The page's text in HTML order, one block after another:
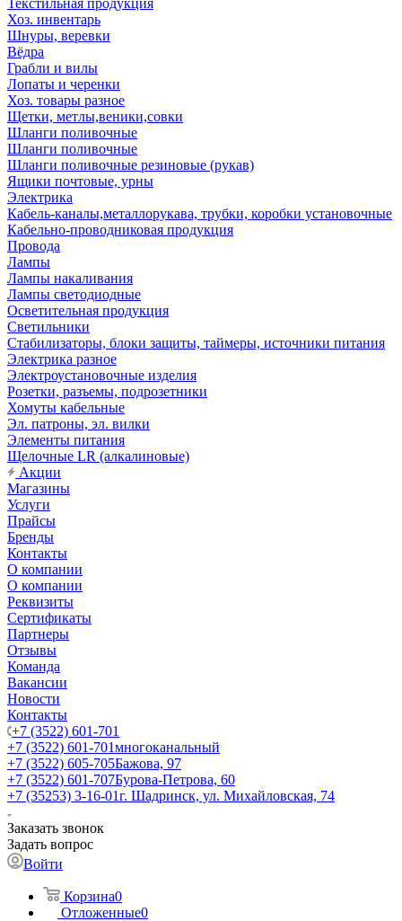
Текстильная продукция
Хоз. инвентарь
Шнуры, веревки
Вёдра
Грабли и вилы
Лопаты и черенки
Хоз. товары разное
Щетки, метлы,веники,совки
Шланги поливочные
Шланги поливочные
Шланги поливочные резиновые (рукав)
Ящики почтовые, урны
Электрика
Кабель-каналы,металлорукава, трубки, коробки установочные
Кабельно-проводниковая продукция
Провода
Лампы
Лампы накаливания
Лампы светодиодные
Осветительная продукция
Светильники
Стабилизаторы, блоки защиты, таймеры, источники питания
Электрика разное
Электроустановочные изделия
Розетки, разъемы, подрозетники
Хомуты кабельные
Эл. патроны, эл. вилки
Элементы питания
Щелочные LR (алкалиновые)
Акции
Магазины
Услуги
Прайсы
Бренды
Контакты
О компании
О компании
Реквизиты
Сертификаты
Партнеры
Отзывы
Команда
Вакансии
Новости
Контакты
+7 (3522) 601-701
+7 (3522) 601-701многоканальный
+7 (3522) 605-705Бажова, 97
+7 (3522) 601-707Бурова-Петрова, 60
+7 (35253) 3-16-01г. Шадринск, ул. Михайловская, 74
Заказать звонок
Задать вопрос
Войти
Корзина0
Отложенные0